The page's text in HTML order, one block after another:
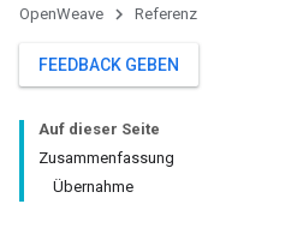
OpenWeave Referenz
FEEDBACK GEBEN
Auf dieser Seite
Zusammenfassung
Übernahme